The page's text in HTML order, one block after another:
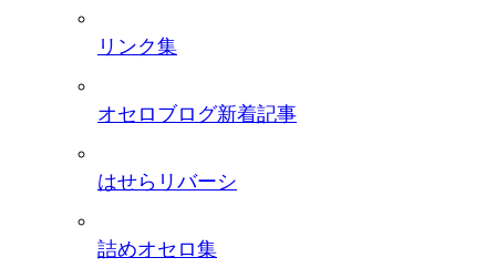
リンク集
オセロブログ新着記事
はせらリバーシ
詰めオセロ集